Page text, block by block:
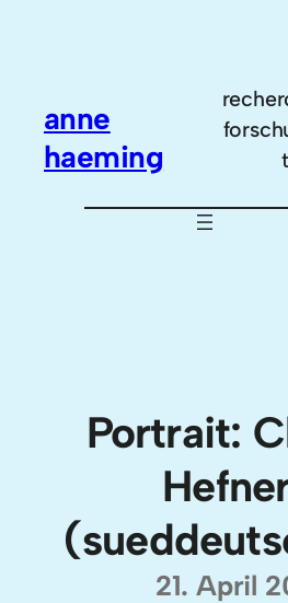
anne
haeming
Portrait:
21. April